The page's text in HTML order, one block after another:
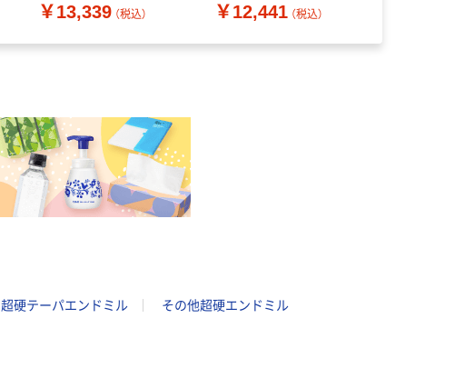
￥13,339 （税込） ￥12,441 （税込）
超硬テーパエンドミル その他超硬エンドミル